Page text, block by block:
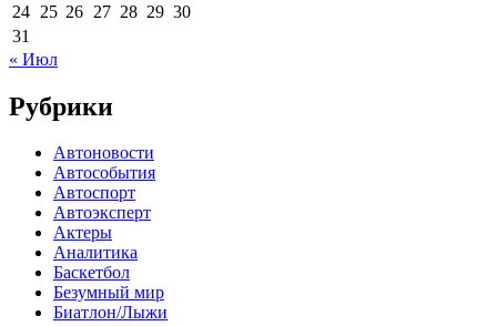
24 25 26 27 28 29 30
31
« Июл
Рубрики
Автоновости
Автособытия
Автоспорт
Автоэксперт
Актеры
Аналитика
Баскетбол
Безумный мир
Биатлон/Лыжи